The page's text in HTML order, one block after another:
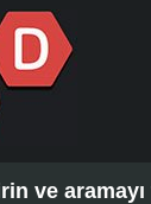
ve aramayı